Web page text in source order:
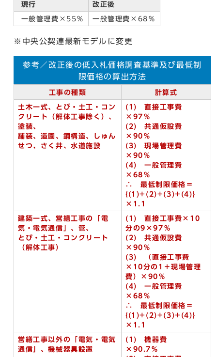
現行 改正後
一般管理費×55％ 一般管理費×68％
※中央公契連最新モデルに変更
参考／改正後の低入札価格調査基準及び最低制
限価格の算出方法
工事の種類 計算式
土木一式、とび・土工・コン
クリート（解体工事除く）、
塗装、
舗装、 造園、鋼構造、しゅん
せつ、さく井、水道施設
(1)直接工事費
×97％
(2) 共通仮設費
×90％
(3) 現場管理費
×90％
(4) 一般管理費
×68％
∴ 最低制限価格＝
{(1)+(2)+ (3)+ (4)}
×1.1
建築一式、営繕工事の「電
気・電気通信」、管、
とび・土工・コンクリート
（解体工事）
(1)直接工事費×10
分の9×97％
(2) 共通仮設費
×90％
(3) （直接工事費
×10分の1＋現場管理
費）×90％
(4) 一般管理費
×68％
∴ 最低制限価格＝
{(1)+(2)+ (3)+ (4)}
×1.1
営繕工事以外の「電気・電気
通信」、機械器具設置
(1)機器費
×90.7％